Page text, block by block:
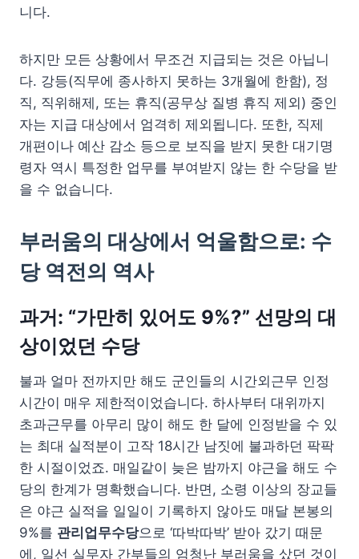
니다.
하지만 모든 상황에서 무조건 지급되는 것은 아닙니
다. 강등(직무에 종사하지 못하는 3개월에 한함), 정
직, 직위해제, 또는 휴직(공무상 질병 휴직 제외) 중인
자는 지급 대상에서 엄격히 제외됩니다. 또한, 직제
개편이나 예산 감소 등으로 보직을 받지 못한 대기명
령자 역시 특정한 업무를 부여받지 않는 한 수당을 받
을 수 없습니다.
부러움의 대상에서 억울함으로: 수
당 역전의 역사
과거: “가만히 있어도 9%?” 선망의 대
상이었던 수당
불과 얼마 전까지만 해도 군인들의 시간외근무 인정
시간이 매우 제한적이었습니다. 하사부터 대위까지
초과근무를 아무리 많이 해도 한 달에 인정받을 수 있
는 최대 실적분이 고작 18시간 남짓에 불과하던 팍팍
한 시절이었죠. 매일같이 늦은 밤까지 야근을 해도 수
당의 한계가 명확했습니다. 반면, 소령 이상의 장교들
은 야근 실적을 일일이 기록하지 않아도 매달 본봉의
9%를 관리업무수당으로 ‘따박따박’ 받아 갔기 때문
에, 일선 실무자 간부들의 엄청난 부러움을 샀던 것이